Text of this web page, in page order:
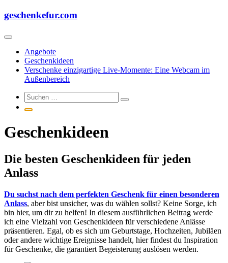
Zum
Inhalt
geschenkefur.com
Angebote
Geschenkideen
Verschenke einzigartige Live-Momente: Eine Webcam im
Außenbereich
Geschenkideen
Die besten Geschenkideen für jeden
Anlass
Du suchst nach dem perfekten Geschenk für einen besonderen
Anlass, aber bist unsicher, was du wählen sollst? Keine Sorge, ich
bin hier, um dir zu helfen! In diesem ausführlichen Beitrag werde
ich eine Vielzahl von Geschenkideen für verschiedene Anlässe
präsentieren. Egal, ob es sich um Geburtstage, Hochzeiten, Jubiläen
oder andere wichtige Ereignisse handelt, hier findest du Inspiration
für Geschenke, die garantiert Begeisterung auslösen werden.